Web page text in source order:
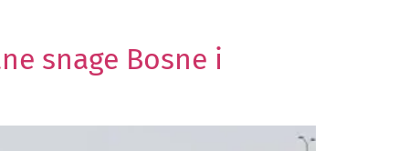
snage Bosne i